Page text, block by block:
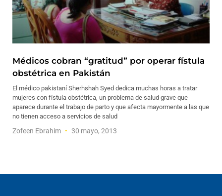
Médicos cobran “gratitud” por operar fístula
obstétrica en Pakistán
El médico pakistaní Sherhshah Syed dedica muchas horas a tratar
mujeres con fístula obstétrica, un problema de salud grave que
aparece durante el trabajo de parto y que afecta mayormente a las que
no tienen acceso a servicios de salud
Zofeen Ebrahim 30 mayo, 2013